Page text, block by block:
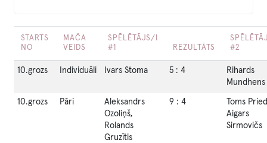
STARTS
NO
MAČA
VEIDS
SPĒLĒTĀJS/I
#1
REZULTĀTS
#2
10.grozs Individuāli Ivars Stoma 5 :4
Rihards
Mundhens
10.grozs Pāri
Aleksandrs
Ozoliņš,
Rolands
Gruzītis
9 :4
Toms
Aigars
Sirmovičs